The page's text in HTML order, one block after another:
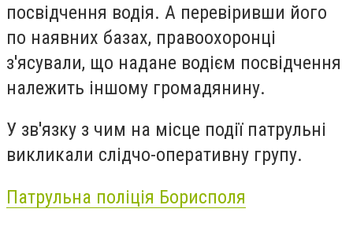
посвідчення водія. А перевіривши його
по наявних базах, правоохоронці
з'ясували, що надане водієм посвідчення
належить іншому громадянину.
У зв'язку з чим на місце події патрульні
викликали слідчо-оперативну групу.
Патрульна поліція Борисполя